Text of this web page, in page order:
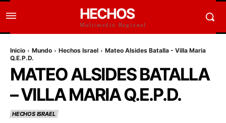
HECHOS
Multimedio Regional
Inicio Mundo Hechos Israel
Mateo Alsides Batalla - Villa Maria
Q.E.P.D.
MATEO ALSIDES BATALLA
– VILLA MARIA Q.E.P.D.
HECHOS ISRAEL